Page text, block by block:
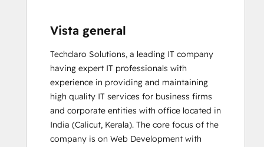
Vista general
Techclaro Solutions, a leading IT company
having expert IT professionals with
experience in providing and maintaining
high quality IT services for business firms
and corporate entities with office located in
India (Calicut, Kerala). The core focus of the
company is on Web Development with